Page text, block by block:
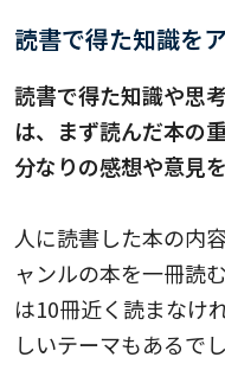
読書で得た知識を
読書で得た知識や思
は、まず読んだ本の
分なりの感想や意見
人に読書した本の内
ャンルの本を一冊読
は10冊近く読まなけ
しいテーマもあるでし